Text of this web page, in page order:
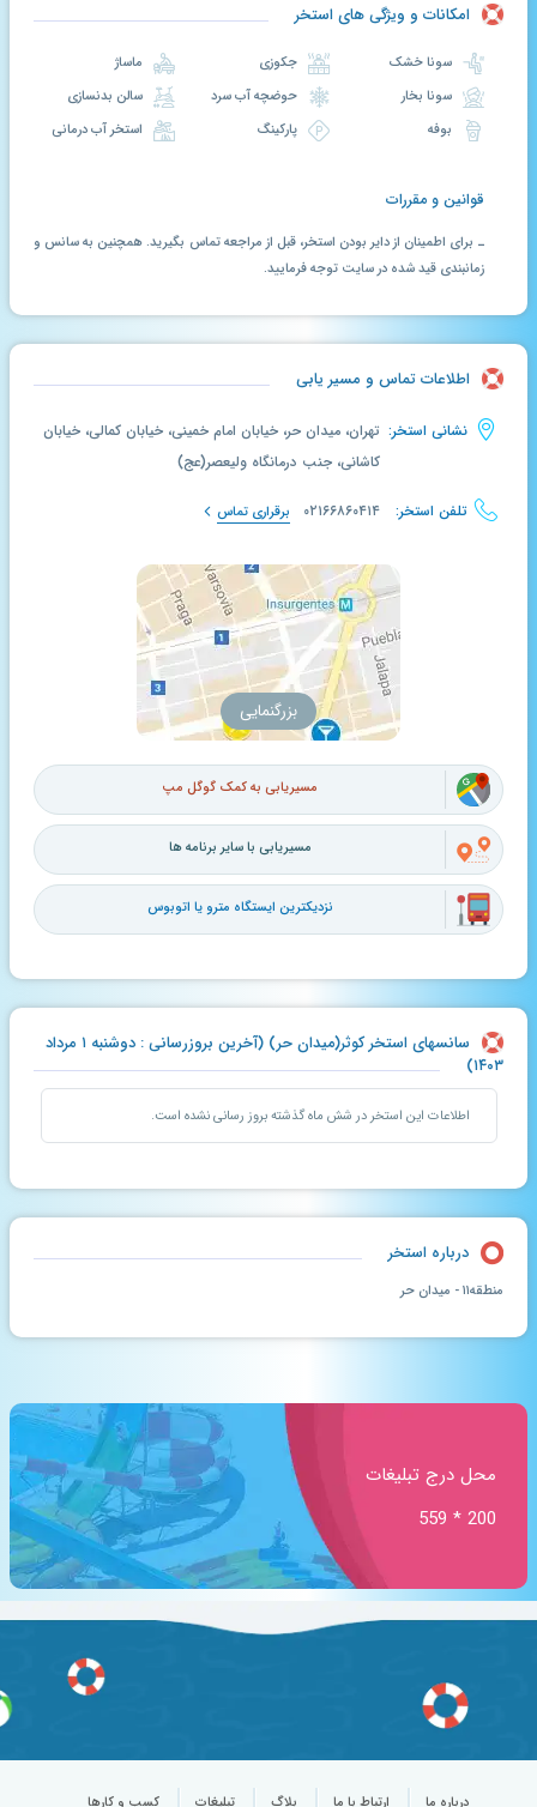
امکانات و ویژگی های استخر
سونا خشک
سونا بخار
جکوزی
حوضچه آب سرد
پارکینگ
سالن بدنسازی
قوانین و مقررات
ـ برای اطمینان از دایر بودن استخر، قبل از مراجعه تماس بگیرید. همچنین به سانس و
زمانبندی قید شده در سایت توجه فرمایید.
اطلاعات تماس و مسیر یابی
نشانی استخر: تهران، میدان حر، خیابان امام خمینی، خیابان کمالی، خیابان
کاشانی، جنب درمانگاه ولیعصر(عج)
تلفن استخر: ۰۲۱۶۶۸۶۰۴۱۴ برقراری تماس
بزرگنمایی
مسیریابی به کمک گوگل مپ
مسیریابی با سایر برنامه ها
نزدیکترین ایستگاه مترو یا اتوبوس
سانسهای استخر کوثر(میدان حر) (آخرین بروزرسانی : دوشنبه ۱ مرداد
۱۴۰۳)
اطلاعات این استخر در شش ماه گذشته بروز رسانی نشده است.
درباره استخر
منطقه۱۱ - میدان حر
محل درج تبلیغات
200 * 559
درباره ما ارتباط با ما بلاگ تبلیغات کسب و کارها